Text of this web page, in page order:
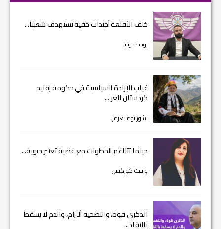
خلف الأقنعة أجندات خفية تستهدف شعبنا...
يوسف إيليا
غياب الإرادة السياسية في حكومة إقليم
كردستان العرا...
اشور توما هرمز
حينما تتناغم الخطوات مع قضية تعتبر حيوية...
وايليت كوركيس
الذكرى قوة، والتضحية ألتزام، والدم لا يسقط
بالتقاد...